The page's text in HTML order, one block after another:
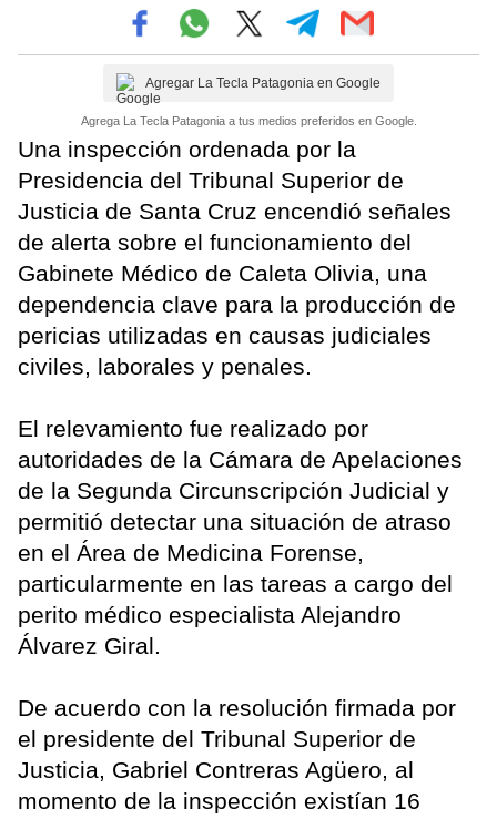
Agregar La Tecla Patagonia en Google
Agrega La Tecla Patagonia a tus medios preferidos en Google.
Una inspección ordenada por la
Presidencia del Tribunal Superior de
Justicia de Santa Cruz encendió señales
de alerta sobre el funcionamiento del
Gabinete Médico de Caleta Olivia, una
dependencia clave para la producción de
pericias utilizadas en causas judiciales
civiles, laborales y penales.
El relevamiento fue realizado por
autoridades de la Cámara de Apelaciones
de la Segunda Circunscripción Judicial y
permitió detectar una situación de atraso
en el Área de Medicina Forense,
particularmente en las tareas a cargo del
perito médico especialista Alejandro
Álvarez Giral.
De acuerdo con la resolución firmada por
el presidente del Tribunal Superior de
Justicia, Gabriel Contreras Agüero, al
momento de la inspección existían 16